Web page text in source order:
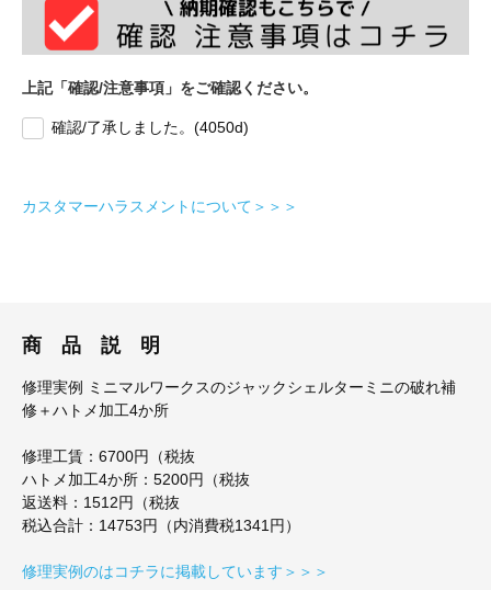
上記「確認/注意事項」をご確認ください。
確認/了承しました。(4050d)
カスタマーハラスメントについて＞＞＞
商 品 説 明
修理実例 ミニマルワークスのジャックシェルターミニの破れ補
修＋ハトメ加工4か所
修理工賃：6700円（税抜
ハトメ加工4か所：5200円（税抜
返送料：1512円（税抜
税込合計：14753円（内消費税1341円）
修理実例のはコチラに掲載しています＞＞＞